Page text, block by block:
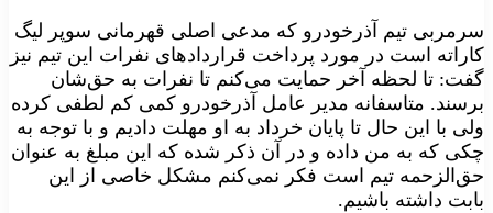
سرمربی تیم آذرخودرو که مدعی اصلی قهرمانی سوپر لیگ
کاراته است در مورد پرداخت قراردادهای نفرات این تیم نیز
گفت: تا لحظه آخر حمایت می‌کنم تا نفرات به حق‌شان
برسند. متاسفانه مدیر عامل آذرخودرو کمی کم لطفی کرده
ولی با این حال تا پایان خرداد به او مهلت دادیم و با توجه به
چکی که به من داده و در آن ذکر شده که این مبلغ به عنوان
حق‌الزحمه تیم است فکر نمی‌کنم مشکل خاصی از این
بابت داشته باشیم.